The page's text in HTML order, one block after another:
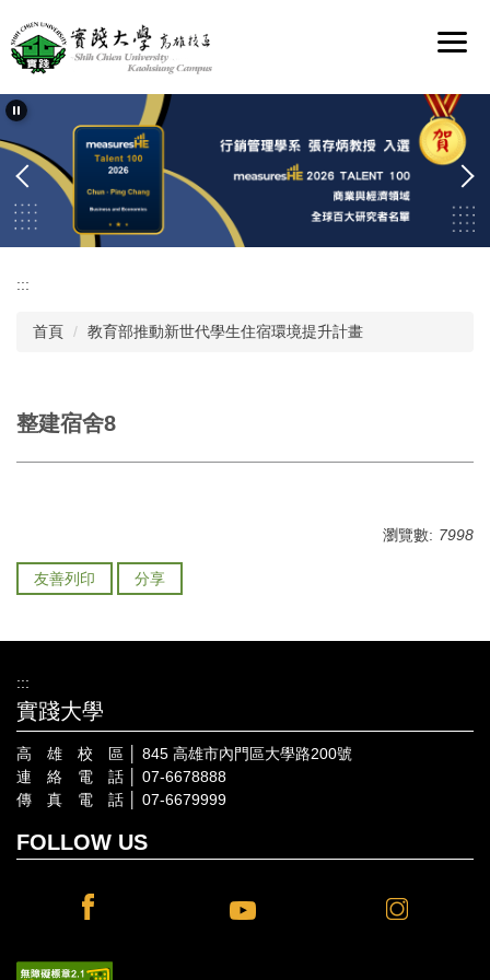
到
主
內
區
:::
首頁 教育部推動新世代學生住宿環境提升計畫
整建宿舍8
瀏覽數: 7998
友善列印 分享
:::
實踐大學
高 雄 校 區 │ 845 高雄市內門區大學路200號
連 絡 電 話 │ 07-6678888
傳 真 電 話 │ 07-6679999
FOLLOW US